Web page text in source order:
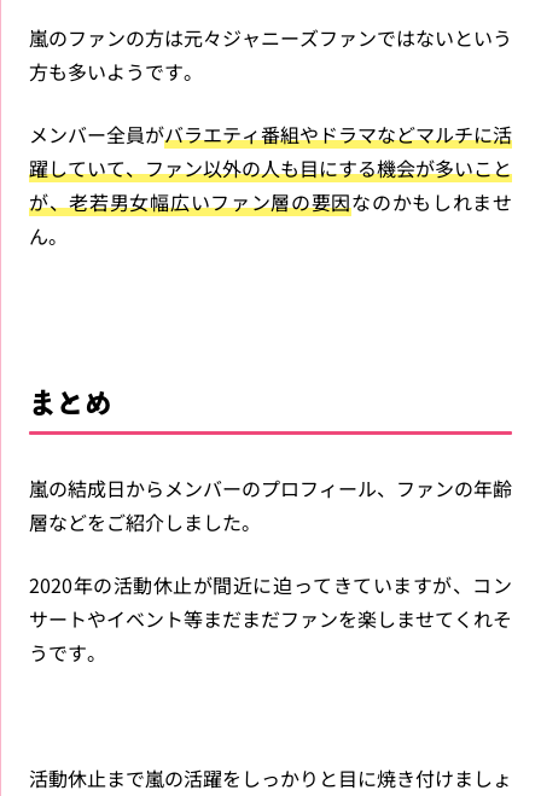
嵐のファンの方は元々ジャニーズファンではないという
方も多いようです。
メンバー全員がバラエティ番組やドラマなどマルチに活
躍していて、ファン以外の人も目にする機会が多いこと
が、老若男女幅広いファン層の要因なのかもしれませ
ん。
まとめ
嵐の結成日からメンバーのプロフィール、ファンの年齢
層などをご紹介しました。
2020年の活動休止が間近に迫ってきていますが、コン
サートやイベント等まだまだファンを楽しませてくれそ
うです。
活動休止まで嵐の活躍をしっかりと目に焼き付けましょ